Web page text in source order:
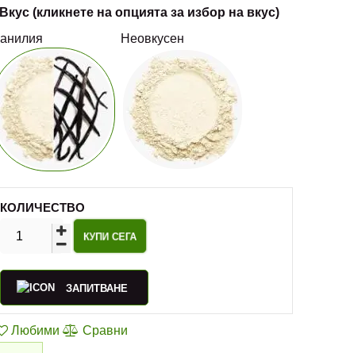
Вкус (кликнете на опцията за избор на вкус)
Неовкусен
КОЛИЧЕСТВО
ЗАПИТВАНЕ
Любими Сравни